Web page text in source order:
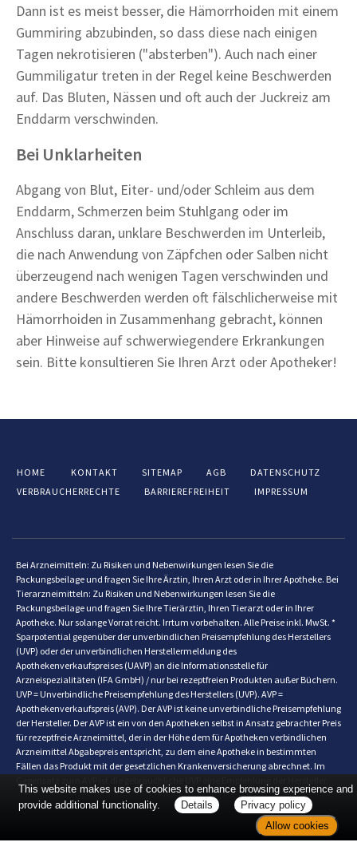
Dann ist es meist besser, die Hämorrhoiden mit einem
Gummiring abzubinden, so dass diese nach einigen
Tagen nekrotisieren ("absterben"). Auch nach einer
Gummiligatur treten in der Regel keine Beschwerden
auf. Das Bluten, Nässen und oft auch der Juckreiz am
Enddarm verschwinden.
Bei Unklarheiten
Abgang von Blut, Eiter- und/oder Schleim aus dem
Enddarm, Schmerzen beim Stuhlgang oder im
Anschluss daran, unklare Beschwerden im Unterleib,
die nach Anwendung von Zäpfchen oder Salben nicht
überzeugend nach wenigen Tagen verschwinden und
andere Beschwerden werden oft fälschlicherweise mit
Hämorrhoiden in Zusammenhang gebracht, können
aber Hinweise auf schwerwiegendere Erkrankungen
sein. Bitte konsultieren Sie Ihren Arzt oder Apotheker!
HOME KONTAKT SITEMAP AGB
DATENSCHUTZ
VERBRAUCHERRECHTE
BARRIEREFREIHEIT IMPRESSUM
Bei Arzneimitteln: Zu Risiken und Nebenwirkungen lesen Sie die
Packungsbeilage und fragen Sie Ihre Ärztin, Ihren Arzt oder in Ihrer Apotheke. Bei
Tierarzneimitteln: Zu Risiken und Nebenwirkungen lesen Sie die
Packungsbeilage und fragen Sie Ihre Tierärztin, Ihren Tierarzt oder in Ihrer
Apotheke. Nur solange Vorrat reicht. Irrtum vorbehalten. Alle Preise inkl. MwSt. *
Sparpotential gegenüber der unverbindlichen Preisempfehlung des Herstellers
(UVP) oder der unverbindlichen Herstellermeldung des
Apothekenverkaufspreises (UAVP) an die Informationsstelle für
Arzneispezialitäten (IFA GmbH) / nur bei rezeptfreien Produkten außer Büchern.
UVP = Unverbindliche Preisempfehlung des Herstellers (UVP). AVP =
Apothekenverkaufspreis (AVP). Der AVP ist keine unverbindliche Preisempfehlung
der Hersteller. Der AVP ist ein von den Apotheken selbst in Ansatz gebrachter Preis
für rezeptfreie Arzneimittel, der in der Höhe dem für Apotheken verbindlichen
Arzneimittel Abgabepreis entspricht, zu dem eine Apotheke in bestimmten
Fällen das Produkt mit der gesetzlichen Krankenversicherung abrechnet. Im
This website makes use of cookies to enhance browsing experience and
provide additional functionality.
Details
Privacy policy
Allow cookies